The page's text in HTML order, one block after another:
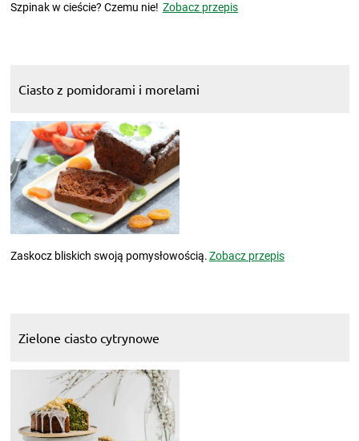
Szpinak w cieście? Czemu nie! Zobacz przepis
Ciasto z pomidorami i morelami
Zaskocz bliskich swoją pomysłowością.Zobacz przepis
Zielone ciasto cytrynowe